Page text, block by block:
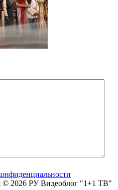
© 2026 РУ Видеоблог "1+1 ТВ"